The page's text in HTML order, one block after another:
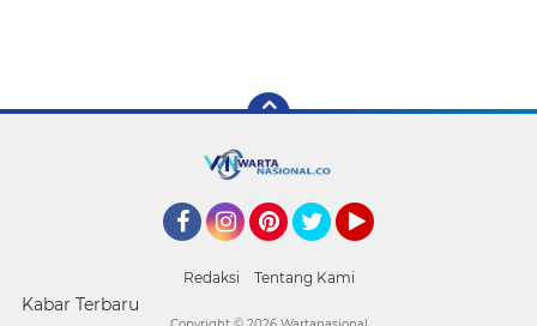
Redaksi Tentang Kami
Kabar Terbaru